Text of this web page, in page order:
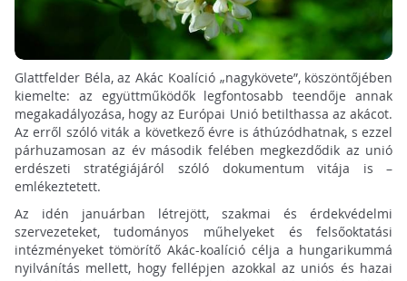
Glattfelder Béla, az Akác Koalíció „nagykövete”, köszöntőjében
kiemelte: az együttműködők legfontosabb teendője annak
megakadályozása, hogy az Európai Unió betilthassa az akácot.
Az erről szóló viták a következő évre is áthúzódhatnak, s ezzel
párhuzamosan az év második felében megkezdődik az unió
erdészeti stratégiájáról szóló dokumentum vitája is –
emlékeztetett.
Az idén januárban létrejött, szakmai és érdekvédelmi
szervezeteket, tudományos műhelyeket és felsőoktatási
intézményeket tömörítő Akác-koalíció célja a hungarikummá
nyilvánítás mellett, hogy fellépjen azokkal az uniós és hazai